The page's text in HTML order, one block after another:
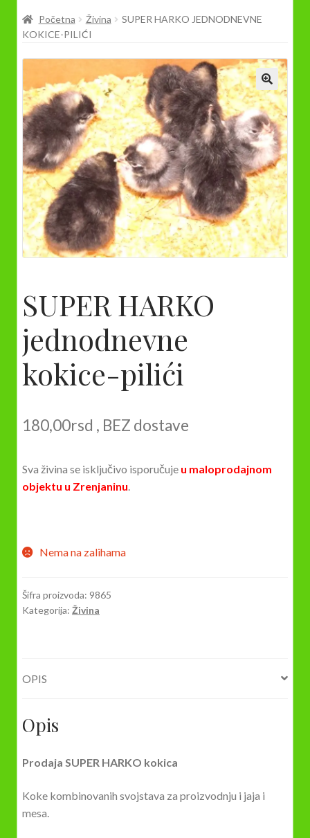
Prodavnica
Početna Živina
SUPER HARKO JEDNODNEVNE
KOKICE-PILIĆI
SUPER HARKO
jednodnevne
kokice-pilići
180,00rsd , BEZ dostave
Sva živina se isključivo isporučuje u maloprodajnom
objektu u Zrenjaninu.
Nema na zalihama
Šifra proizvoda: 9865
Kategorija: Živina
OPIS
Opis
Prodaja SUPER HARKO kokica
Koke kombinovanih svojstava za proizvodnju i jaja i
mesa.